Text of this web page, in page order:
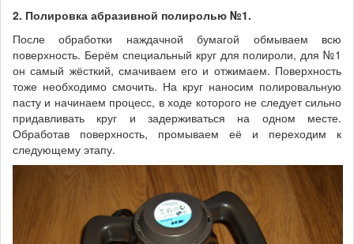
2. Полировка абразивной полиролью №1.
После обработки наждачной бумагой обмываем всю
поверхность. Берём специальный круг для полироли, для №1
он самый жёсткий, смачиваем его и отжимаем. Поверхность
тоже необходимо смочить. На круг наносим полировальную
пасту и начинаем процесс, в ходе которого не следует сильно
придавливать круг и задерживаться на одном месте.
Обработав поверхность, промываем её и переходим к
следующему этапу.